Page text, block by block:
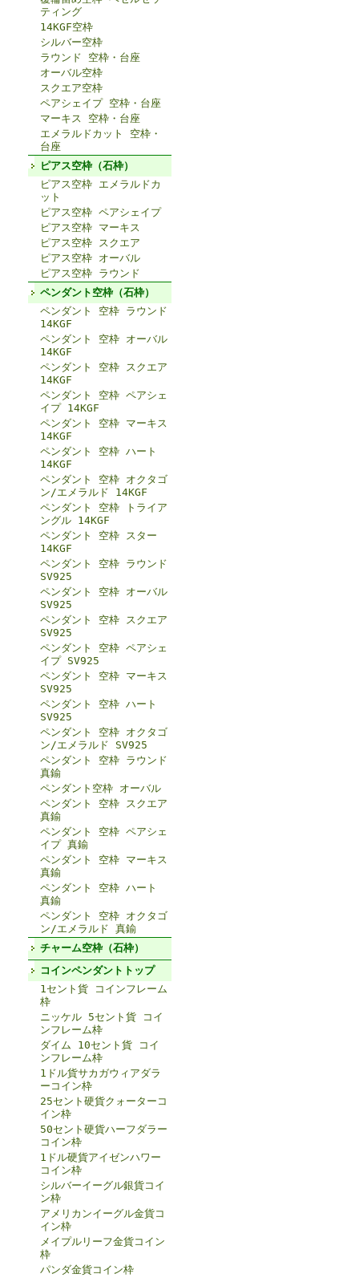
ティング
14KGF空枠
シルバー空枠
ラウンド 空枠・台座
オーバル空枠
スクエア空枠
ペアシェイプ 空枠・台座
マーキス 空枠・台座
エメラルドカット 空枠・
台座
ピアス空枠（石枠）
ピアス空枠 エメラルドカ
ット
ピアス空枠 ペアシェイプ
ピアス空枠 マーキス
ピアス空枠 スクエア
ピアス空枠 オーバル
ピアス空枠 ラウンド
ペンダント空枠（石枠）
ペンダント 空枠 ラウンド
14KGF
ペンダント 空枠 オーバル
14KGF
ペンダント 空枠 スクエア
14KGF
ペンダント 空枠 ペアシェ
イプ 14KGF
ペンダント 空枠 マーキス
14KGF
ペンダント 空枠 ハート
14KGF
ペンダント 空枠 オクタゴ
ン/エメラルド 14KGF
ペンダント 空枠 トライア
ングル 14KGF
ペンダント 空枠 スター
14KGF
ペンダント 空枠 ラウンド
SV925
ペンダント 空枠 オーバル
SV925
ペンダント 空枠 スクエア
SV925
ペンダント 空枠 ペアシェ
イプ SV925
ペンダント 空枠 マーキス
SV925
ペンダント 空枠 ハート
SV925
ペンダント 空枠 オクタゴ
ン/エメラルド SV925
ペンダント 空枠 ラウンド
真鍮
ペンダント空枠 オーバル
ペンダント 空枠 スクエア
真鍮
ペンダント 空枠 ペアシェ
イプ 真鍮
ペンダント 空枠 マーキス
真鍮
ペンダント 空枠 ハート
真鍮
ペンダント 空枠 オクタゴ
ン/エメラルド 真鍮
チャーム空枠（石枠）
コインペンダントトップ
1セント貨 コインフレーム
枠
ニッケル 5セント貨 コイ
ンフレーム枠
ダイム 10セント貨 コイ
ンフレーム枠
1ドル貨サカガウィアダラ
ーコイン枠
25セント硬貨クォーターコ
イン枠
50セント硬貨ハーフダラー
コイン枠
1ドル硬貨アイゼンハワー
コイン枠
シルバーイーグル銀貨コイ
ン枠
アメリカンイーグル金貨コ
イン枠
メイプルリーフ金貨コイン
枠
パンダ金貨コイン枠